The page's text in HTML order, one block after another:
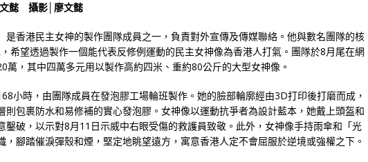
懿 攝影│廖文懿
是香港民主女神的製作團隊成員之一，負責對外宣傳及傳媒聯絡。他與數名團隊的核
希望透過製作一個能代表反修例運動的民主女神像為香港人打氣。團隊於8月尾在網
萬，其中四萬多元用以製作高約四米、重約80公斤的大型女神像。
小時，由團隊成員在發泡膠工場輪班製作。她的臉部輪廓經由3D打印後打磨而成，
則包裹防水和易修補的實心發泡膠。女神像以運動抗爭者為設計藍本，她戴上頭盔和
鑿破，以示對8月11日示威中右眼受傷的救護員致敬。此外，女神像手持雨傘和「光
，腳踏催淚彈殼和煙，堅定地眺望遠方，寓意香港人定不會屈服於逆境或強權之下。